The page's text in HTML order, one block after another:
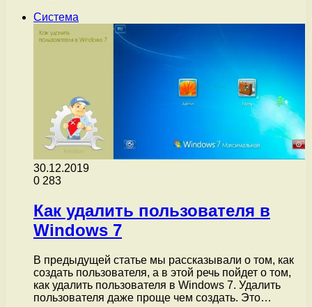
Система
30.12.2019
0 283
Как удалить пользователя в
Windows 7
В предыдущей статье мы рассказывали о том, как
создать пользователя, а в этой речь пойдет о том,
как удалить пользователя в Windows 7. Удалить
пользователя даже проще чем создать. Это…